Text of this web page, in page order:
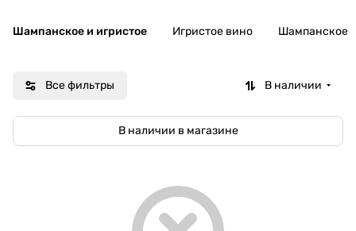
Шампанское и игристое Игристое вино Шампанское
Все фильтры В наличии
В наличии в магазине